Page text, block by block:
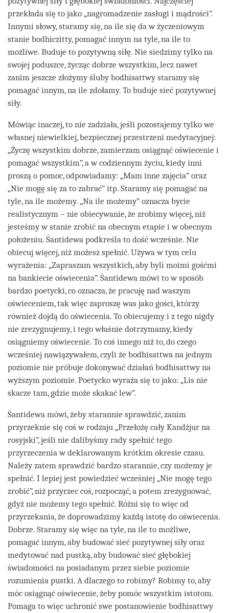
przekłada się to jako „nagromadzenie zasługi i mądrości”.
Innymi słowy, staramy się, na ile się da w życzeniowym
stanie bodhiczitty, pomagać innym na tyle, na ile to
możliwe. Buduje to pozytywną siłę. Nie siedzimy tylko na
swojej poduszce, życząc dobrze wszystkim, lecz nawet
zanim jeszcze złożymy śluby bodhisattwy staramy się
pomagać innym, na ile zdołamy. To buduje sieć pozytywnej
siły.
Mówiąc inaczej, to nie zadziała, jeśli pozostajemy tylko we
własnej niewielkiej, bezpiecznej przestrzeni medytacyjnej:
„Życzę wszystkim dobrze, zamierzam osiągnąć oświecenie i
pomagać wszystkim”, a w codziennym życiu, kiedy inni
proszą o pomoc, odpowiadamy: „Mam inne zajęcia” oraz
„Nie mogę się za to zabrać” itp. Staramy się pomagać na
tyle, na ile możemy. „Na ile możemy” oznacza bycie
realistycznym – nie obiecywanie, że zrobimy więcej, niż
jesteśmy w stanie zrobić na obecnym etapie i w obecnym
położeniu. Śantidewa podkreśla to dość wcześnie. Nie
obiecuj więcej, niż możesz spełnić. Używa w tym celu
wyrażenia: „Zapraszam wszystkich, aby byli moimi gośćmi
na bankiecie oświecenia”. Śantidewa mówi to w sposób
bardzo poetycki, co oznacza, że pracuję nad waszym
oświeceniem, tak więc zaproszę was jako gości, którzy
również dojdą do oświecenia. To obiecujemy i z tego nigdy
nie zrezygnujemy, i tego właśnie dotrzymamy, kiedy
osiągniemy oświecenie. To coś innego niż to, do czego
wcześniej nawiązywałem, czyli że bodhisattwa na jednym
poziomie nie próbuje dokonywać działań bodhisattwy na
wyższym poziomie. Poetycko wyraża się to jako: „Lis nie
skacze tam, gdzie może skakać lew”.
Śantidewa mówi, żeby starannie sprawdzić, zanim
przyrzeknie się coś w rodzaju „Przełożę cały Kandżjur na
rosyjski”, jeśli nie dalibyśmy rady spełnić tego
przyrzeczenia w deklarowanym krótkim okresie czasu.
Należy zatem sprawdzić bardzo starannie, czy możemy je
spełnić. I lepiej jest powiedzieć wcześniej „Nie mogę tego
zrobić”, niż przyrzec coś, rozpocząć, a potem zrezygnować,
gdyż nie możemy tego spełnić. Różni się to więc od
przyrzekania, że doprowadzimy każdą istotę do oświecenia.
Dobrze. Staramy się więc na tyle, na ile to możliwe,
pomagać innym, aby budować sieć pozytywnej siły oraz
medytować nad pustką, aby budować sieć głębokiej
świadomości na posiadanym przez siebie poziomie
rozumienia pustki. A dlaczego to robimy? Robimy to, aby
móc osiągnąć oświecenie, żeby pomóc wszystkim istotom.
Pomaga to więc uchronić swe postanowienie bodhisattwy